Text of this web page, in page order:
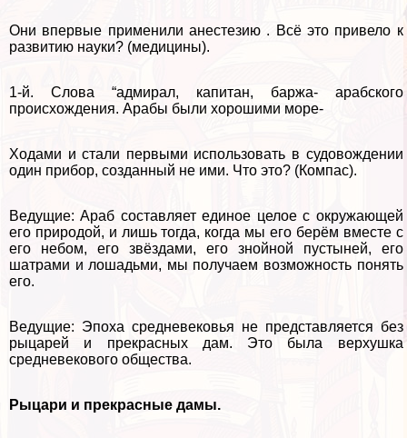
Они впервые применили анестезию . Всё это привело к
развитию науки? (медицины).
1-й. Слова “адмирал, капитан, баржа- арабского
происхождения. Аpaбы были хорошими море-
Ходами и стали первыми использовать в судовождении
один прибор, созданный не ими. Что это? (Компас).
Ведущие: Араб составляет единое целое с окружающей
его природой, и лишь тогда, когда мы его берём вместе с
его небом, его звёздами, его знойной пустыней, его
шатрами и лошадьми, мы получаем возможность понять
его.
Ведущие: Эпоха средневековья не представляется без
рыцарей и прекрасных дам. Это была верхушка
средневекового общества.
Рыцари и прекрасные дамы.